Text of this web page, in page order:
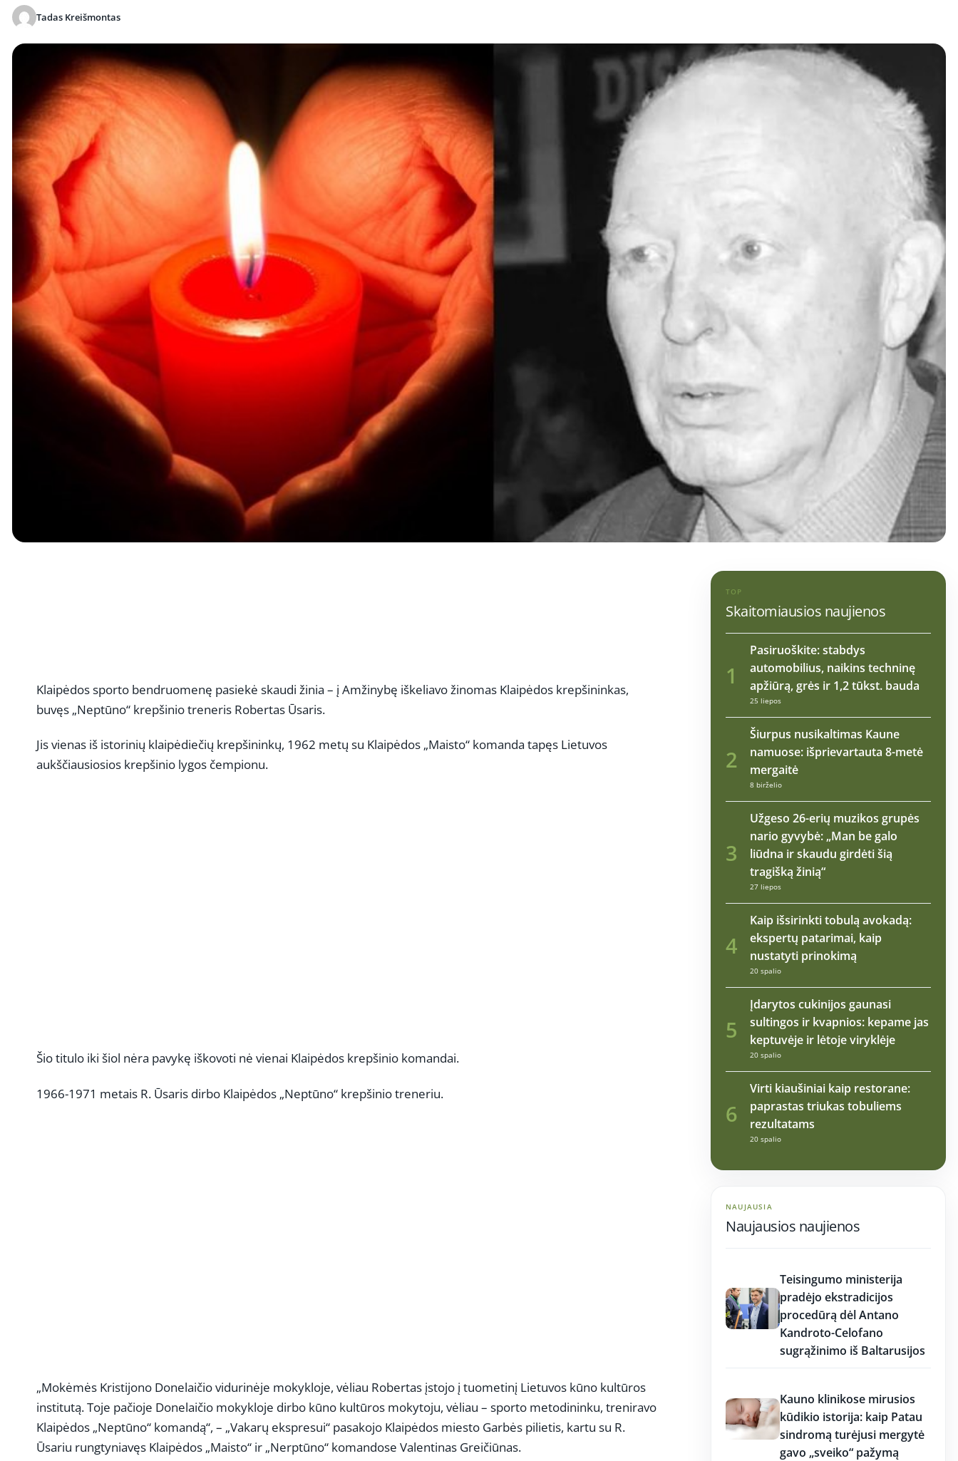
Tadas Kreišmontas
Klaipėdos sporto bendruomenę pasiekė skaudi žinia – į Amžinybę iškeliavo žinomas Klaipėdos krepšininkas,
buvęs „Neptūno“ krepšinio treneris Robertas Ūsaris.
Jis vienas iš istorinių klaipėdiečių krepšininkų, 1962 metų su Klaipėdos „Maisto“ komanda tapęs Lietuvos
aukščiausiosios krepšinio lygos čempionu.
Šio titulo iki šiol nėra pavykę iškovoti nė vienai Klaipėdos krepšinio komandai.
1966-1971 metais R. Ūsaris dirbo Klaipėdos „Neptūno“ krepšinio treneriu.
„Mokėmės Kristijono Donelaičio vidurinėje mokykloje, vėliau Robertas įstojo į tuometinį Lietuvos kūno kultūros
institutą. Toje pačioje Donelaičio mokykloje dirbo kūno kultūros mokytoju, vėliau – sporto metodininku, treniravo
Klaipėdos „Neptūno“ komandą“, – „Vakarų ekspresui“ pasakojo Klaipėdos miesto Garbės pilietis, kartu su R.
Ūsariu rungtyniavęs Klaipėdos „Maisto“ ir „Nerptūno“ komandose Valentinas Greičiūnas.
TOP
Skaitomiausios naujienos
1
Pasiruoškite: stabdys
automobilius, naikins techninę
apžiūrą, grės ir 1,2 tūkst. bauda
25 liepos
2
Šiurpus nusikaltimas Kaune
namuose: išprievartauta 8-metė
mergaitė
8 birželio
3
Užgeso 26-erių muzikos grupės
nario gyvybė: „Man be galo
liūdna ir skaudu girdėti šią
tragišką žinią“
27 liepos
4
Kaip išsirinkti tobulą avokadą:
ekspertų patarimai, kaip
nustatyti prinokimą
20 spalio
5
Įdarytos cukinijos gaunasi
sultingos ir kvapnios: kepame jas
keptuvėje ir lėtoje viryklėje
20 spalio
6
Virti kiaušiniai kaip restorane:
paprastas triukas tobuliems
rezultatams
20 spalio
NAUJAUSIA
Naujausios naujienos
Teisingumo ministerija
pradėjo ekstradicijos
procedūrą dėl Antano
Kandroto-Celofano
sugrąžinimo iš Baltarusijos
Kauno klinikose mirusios
kūdikio istorija: kaip Patau
sindromą turėjusi mergytė
gavo „sveiko“ pažymą